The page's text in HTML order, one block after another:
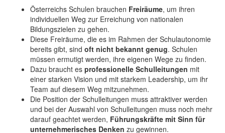
Österreichs Schulen brauchen Freiräume, um ihren
individuellen Weg zur Erreichung von nationalen
Bildungszielen zu gehen.
Diese Freiräume, die es im Rahmen der Schulautonomie
bereits gibt, sind oft nicht bekannt genug. Schulen
müssen ermutigt werden, ihre eigenen Wege zu finden.
Dazu braucht es professionelle Schulleitungen mit
einer starken Vision und mit starkem Leadership, um ihr
Team auf diesem Weg mitzunehmen.
Die Position der Schulleitungen muss attraktiver werden
und bei der Auswahl von Schulleitungen muss noch mehr
darauf geachtet werden, Führungskräfte mit Sinn für
unternehmerisches Denken zu gewinnen.